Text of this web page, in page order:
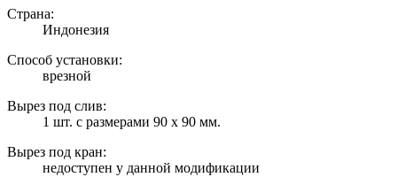
Страна:
Индонезия
Способ установки:
врезной
Вырез под слив:
1 шт. с размерами 90 х 90 мм.
Вырез под кран:
недоступен у данной модификации